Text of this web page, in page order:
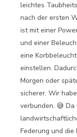
leichtes
nach der ersten
ist mit einer
und einer
eine
einstellen.
Morgen oder
sicherer. Wir
verbunden. 😅
Federung und